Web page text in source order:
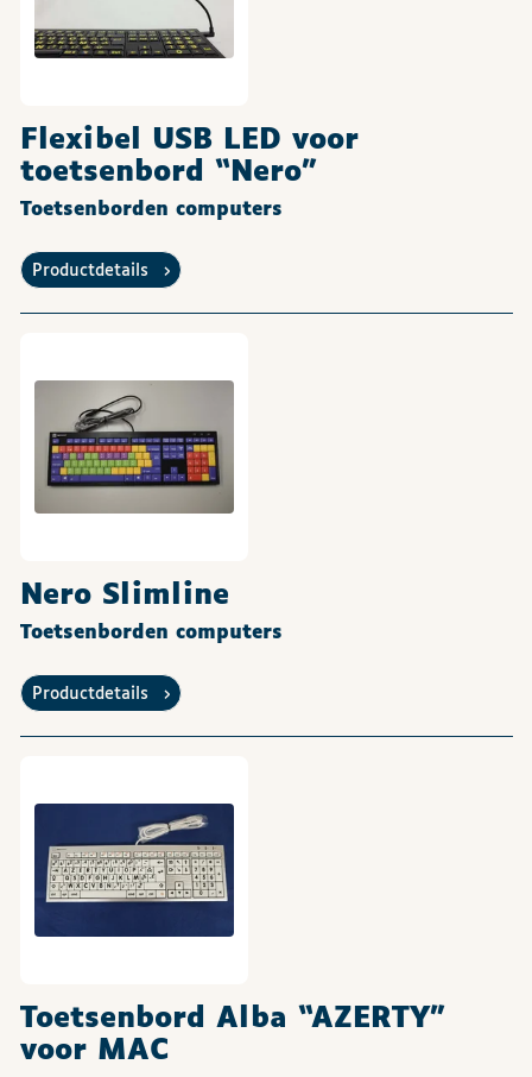
Flexibel USB LED voor
toetsenbord “Nero”
Toetsenborden computers
Productdetails
Nero Slimline
Toetsenborden computers
Productdetails
Toetsenbord Alba “AZERTY”
voor MAC